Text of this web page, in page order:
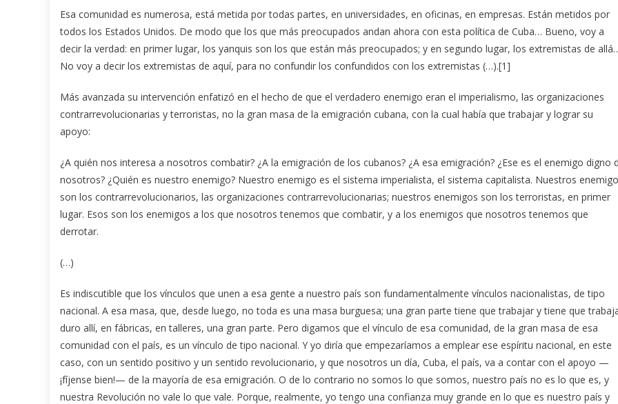
Esa comunidad es numerosa, está metida por todas partes, en universidades, en oficinas, en empresas. Están metidos por
todos los Estados Unidos. De modo que los que más preocupados andan ahora con esta política de Cuba… Bueno, voy a
decir la verdad: en primer lugar, los yanquis son los que están más preocupados; y en segundo lugar, los extremistas de
No voy a decir los extremistas de aquí, para no confundir los confundidos con los extremistas (…).[1]
Más avanzada su intervención enfatizó en el hecho de que el verdadero enemigo eran el imperialismo, las organizaciones
contrarrevolucionarias y terroristas, no la gran masa de la emigración cubana, con la cual había que trabajar y lograr su
apoyo:
¿A quién nos interesa a nosotros combatir? ¿A la emigración de los cubanos? ¿A esa emigración? ¿Ese es el enemigo digno
nosotros? ¿Quién es nuestro enemigo? Nuestro enemigo es el sistema imperialista, el sistema capitalista. Nuestros
son los contrarrevolucionarios, las organizaciones contrarrevolucionarias; nuestros enemigos son los terroristas, en primer
lugar. Esos son los enemigos a los que nosotros tenemos que combatir, y a los enemigos que nosotros tenemos que
derrotar.
(…)
Es indiscutible que los vínculos que unen a esa gente a nuestro país son fundamentalmente vínculos nacionalistas, de tipo
nacional. A esa masa, que, desde luego, no toda es una masa burguesa; una gran parte tiene que trabajar y tiene que
duro allí, en fábricas, en talleres, una gran parte. Pero digamos que el vínculo de esa comunidad, de la gran masa de esa
comunidad con el país, es un vínculo de tipo nacional. Y yo diría que empezaríamos a emplear ese espíritu nacional, en este
caso, con un sentido positivo y un sentido revolucionario, y que nosotros un día, Cuba, el país, va a contar con el apoyo —
¡fíjense bien!— de la mayoría de esa emigración. O de lo contrario no somos lo que somos, nuestro país no es lo que es, y
nuestra Revolución no vale lo que vale. Porque, realmente, yo tengo una confianza muy grande en lo que es nuestro país y